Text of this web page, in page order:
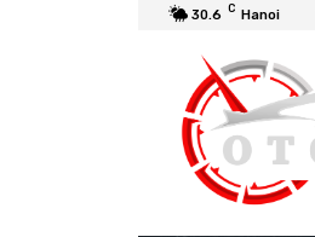
30.6 C Hanoi